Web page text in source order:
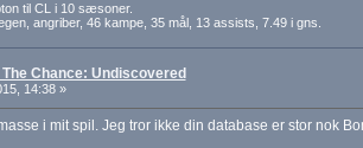
til CL i 10 sæsoner.
angriber, 46 kampe, 35 mål, 13 assists, 7.49 i gns.
Chance: Undiscovered
14:38 »
i mit spil. Jeg tror ikke din database er stor nok